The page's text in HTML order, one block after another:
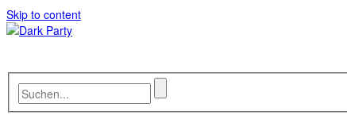
Skip to content